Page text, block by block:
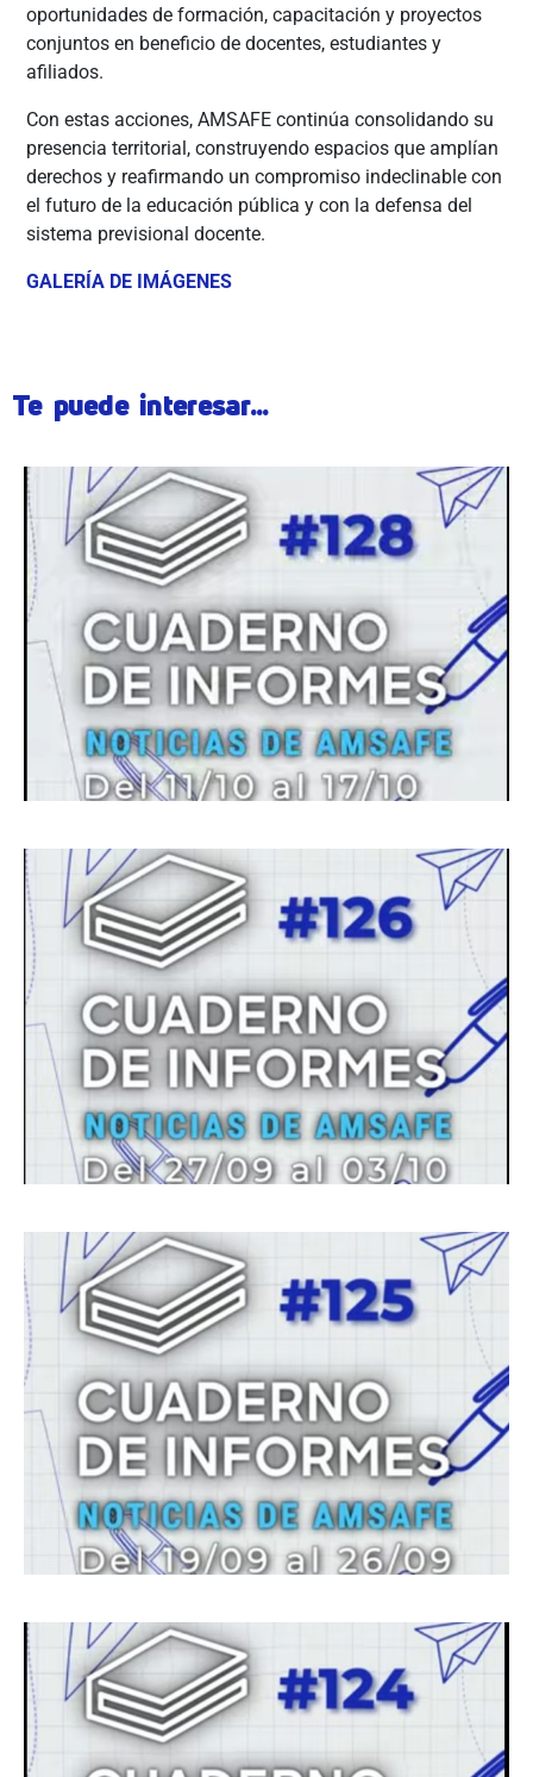
oportunidades de formación, capacitación y proyectos
conjuntos en beneficio de docentes, estudiantes y
afiliados.
Con estas acciones, AMSAFE continúa consolidando su
presencia territorial, construyendo espacios que amplían
derechos y reafirmando un compromiso indeclinable con
el futuro de la educación pública y con la defensa del
sistema previsional docente.
GALERÍA DE IMÁGENES
Te puede interesar...